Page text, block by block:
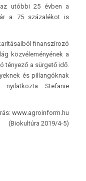
utóbbi 25 évben a
a 75 százalékot is
finanszírozó
közvéleményének a
tényező a sürgető idő.
és pillangóknak
Stefanie
www.agroinform.hu
(Biokultúra 2019/4-5)